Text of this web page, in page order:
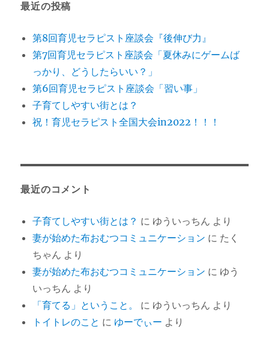
最近の投稿
第8回育児セラピスト座談会『後伸び力』
第7回育児セラピスト座談会「夏休みにゲームば
っかり、どうしたらいい？」
第6回育児セラピスト座談会「習い事」
子育てしやすい街とは？
祝！育児セラピスト全国大会in2022！！！
最近のコメント
子育てしやすい街とは？ に ゆういっちん より
妻が始めた布おむつコミュニケーション に たく
ちゃん より
妻が始めた布おむつコミュニケーション に ゆう
いっちん より
「育てる」ということ。
に ゆういっちん より
トイトレのこと に ゆーでぃー より